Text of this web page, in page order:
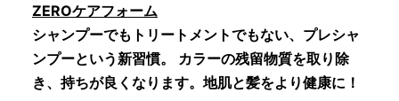
ZEROケアフォーム
シャンプーでもトリートメントでもない、プレシャ
ンプーという新習慣。 カラーの残留物質を取り除
き、持ちが良くなります。地肌と髪をより健康に！